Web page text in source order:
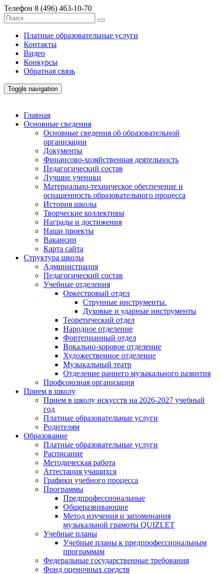
Телефон 8 (496) 463-10-70
Платные образовательные услуги
Контакты
Видео
Конкурсы
Обратная связь
Toggle navigation
Главная
Основные сведения
Основные сведения об образовательной
организации
Документы
Финансово-хозяйственная деятельность
Педагогический состав
Лучшие ученики
Материально-техническое обеспечение и
оснащенность образовательного процесса
История школы
Творческие коллективы
Награды и достижения
Наши проекты
Вакансии
Карта сайта
Структура школы
Администрация
Педагогический состав
Учебные отделения
Оркестровый отдел
Струнные инструменты.
Духовые и ударные инструменты
Теоретический отдел
Народное отделение
Фортепианный отдел
Вокально-хоровое отделение
Художественное отделение
Музыкальный театр
Отделение раннего музыкального развития
Профсоюзная организация
Прием в школу
Прием в школу искусств на 2026-2027 учебный
год
Платные образовательные услуги
Родителям
Образование
Платные образовательные услуги
Расписание
Методическая работа
Аттестация учащихся
Графики учебного процесса
Программы
Предпрофессиональные
Общеразвивающие
Метод изучения и запоминания
музыкальной грамоты QUIZLET
Учебные планы
Учебные планы к предпрофессиональным
программам
Федеральные государственные требования
Фонд оценочных средств